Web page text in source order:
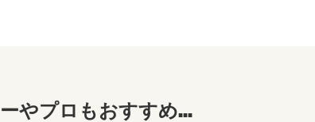
やプロもおすすめ...